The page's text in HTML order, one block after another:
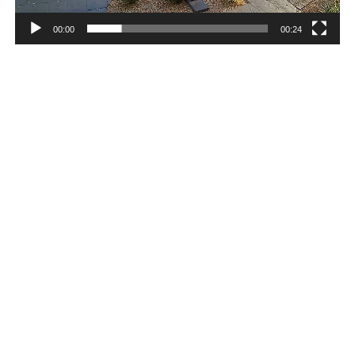
00:00 00:24